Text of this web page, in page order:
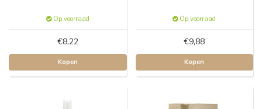
Op voorraad
€8,22
Kopen
Op voorraad
€9,88
Kopen